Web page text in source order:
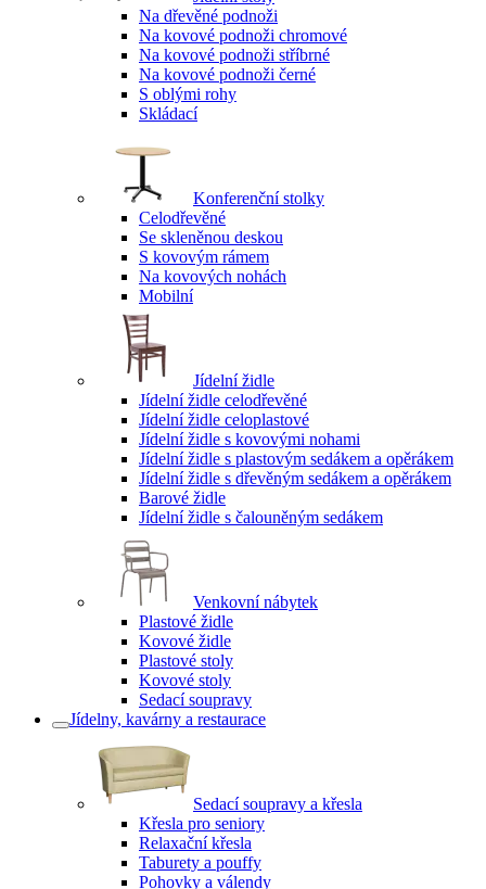
Na dřevěné podnoži
Na kovové podnoži chromové
Na kovové podnoži stříbrné
Na kovové podnoži černé
S oblými rohy
Skládací
Konferenční stolky
Celodřevěné
Se skleněnou deskou
S kovovým rámem
Na kovových nohách
Mobilní
Jídelní židle
Jídelní židle celodřevěné
Jídelní židle celoplastové
Jídelní židle s kovovými nohami
Jídelní židle s plastovým sedákem a opěrákem
Jídelní židle s dřevěným sedákem a opěrákem
Barové židle
Jídelní židle s čalouněným sedákem
Venkovní nábytek
Plastové židle
Kovové židle
Plastové stoly
Kovové stoly
Sedací soupravy
Jídelny, kavárny a restaurace
Sedací soupravy a křesla
Křesla pro seniory
Relaxační křesla
Taburety a pouffy
Pohovky a válendy